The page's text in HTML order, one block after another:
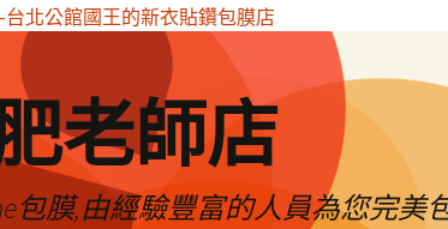
老師店
包膜,由經驗豐富的人員為您完美